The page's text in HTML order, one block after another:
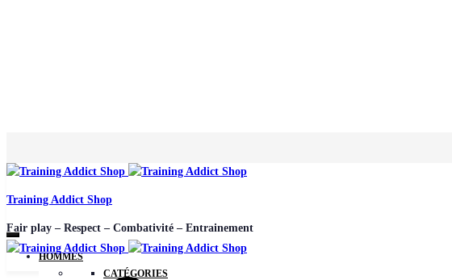
Training Addict Shop
Fair play – Respect – Combativité – Entrainement
HOMMES
CATÉGORIES